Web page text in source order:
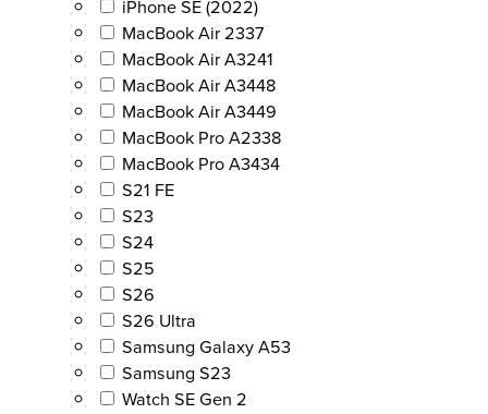
iPhone SE (2022)
MacBook Air 2337
MacBook Air A3241
MacBook Air A3448
MacBook Air A3449
MacBook Pro A2338
MacBook Pro A3434
S21 FE
S23
S24
S25
S26
S26 Ultra
Samsung Galaxy A53
Samsung S23
Watch SE Gen 2